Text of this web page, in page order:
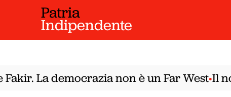
Patria
Indipendente
La democrazia non è un Far West•Il